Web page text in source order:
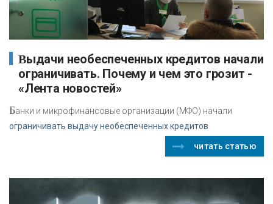
Выдачи необеспеченных кредитов начали
ограничивать. Почему и чем это грозит -
«Лента новостей»
Банки и микрофинансовые организации (МФО) начали
ограничивать выдачу необеспеченных кредитов
читать статью